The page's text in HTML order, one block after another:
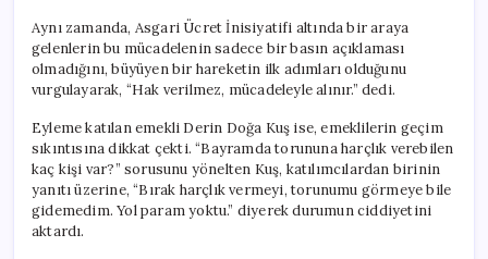
Aynı zamanda, Asgari Ücret İnisiyatifi altında bir araya
gelenlerin bu mücadelenin sadece bir basın açıklaması
olmadığını, büyüyen bir hareketin ilk adımları olduğunu
vurgulayarak, “Hak verilmez, mücadeleyle alınır.” dedi.
Eyleme katılan emekli Derin Doğa Kuş ise, emeklilerin geçim
sıkıntısına dikkat çekti. “Bayramda torununa harçlık verebilen
kaç kişi var?” sorusunu yönelten Kuş, katılımcılardan birinin
yanıtı üzerine, “Bırak harçlık vermeyi, torunumu görmeye bile
gidemedim. Yol param yoktu.” diyerek durumun ciddiyetini
aktardı.